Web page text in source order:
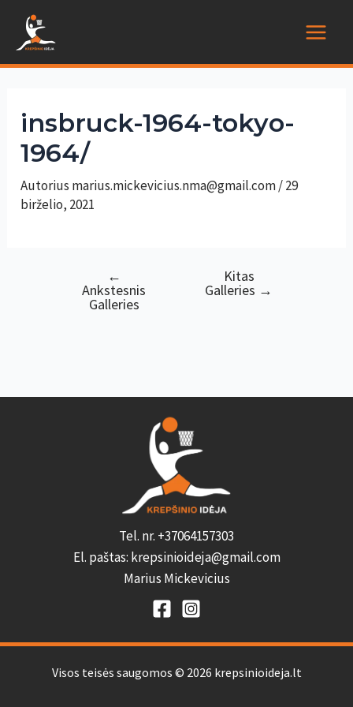
turinio
insbruck-1964-tokyo-
1964/
Autorius marius.mickevicius.nma@gmail.com/29
birželio, 2021
←
Ankstesnis
Galleries
Kitas
Galleries →
Tel. nr. +37064157303
El. paštas: krepsinioideja@gmail.com
Marius Mickevicius
Visos teisės saugomos © 2026 krepsinioideja.lt